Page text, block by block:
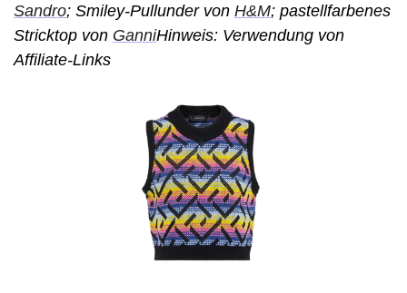
Sandro; Smiley-Pullunder von H&M; pastellfarbenes
Stricktop von GanniHinweis: Verwendung von
Affiliate-Links